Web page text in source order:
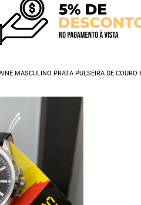
MASCULINO PRATA PULSEIRA DE